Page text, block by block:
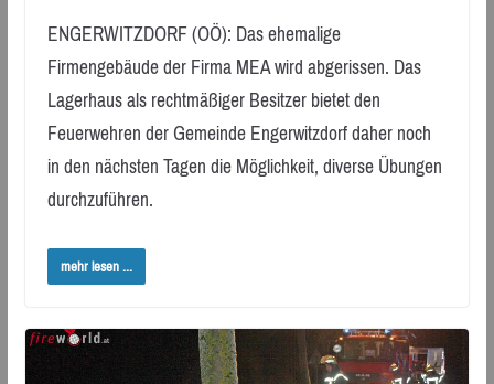
ENGERWITZDORF (OÖ): Das ehemalige
Firmengebäude der Firma MEA wird abgerissen. Das
Lagerhaus als rechtmäßiger Besitzer bietet den
Feuerwehren der Gemeinde Engerwitzdorf daher noch
in den nächsten Tagen die Möglichkeit, diverse Übungen
durchzuführen.
mehr lesen ...